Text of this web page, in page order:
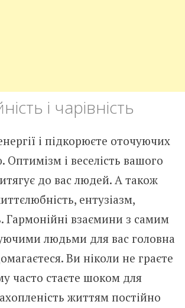
і чарівність
і підкорюєте оточуючих
Оптимізм і веселість вашого
до вас людей. А також
ентузіазм,
Гармонійні взаємини з самим
людьми для вас головна
Ви ніколи не граєте
часто стаєте шоком для
життям постійно